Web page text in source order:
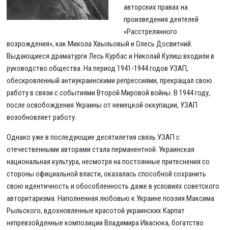
авторских правах на
произведения деятелей
«Расстрелянного
возрождения», как Микола Хвыльовый и Олесь Досвитний.
Выдающиеся драматурги Лесь Курбас и Николай Кулиш входили в
руководство общества. На период 1941-1944 годов УЗАП,
обескровленный антиукраинскими репрессиями, прекращал свою
работу в связи с событиями Второй Мировой войны. В 1944 году,
после освобождения Украины от немецкой оккупации, УЗАП
возобновляет работу.
Однако уже в последующие десятилетия связь УЗАП с
отечественными авторами стала перманентной. Украинская
национальная культура, несмотря на постоянные притеснения со
стороны официальной власти, оказалась способной сохранить
свою идентичность и обособленность даже в условиях советского
авторитаризма. Наполненная любовью к Украине поэзия Максима
Рыльского, вдохновленные красотой украинских Карпат
непревзойденные композиции Владимира Ивасюка, богатство